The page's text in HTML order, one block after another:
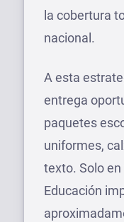
la cobertura
nacional.
A esta
entrega
paquetes
uniformes,
texto. Solo
Educación